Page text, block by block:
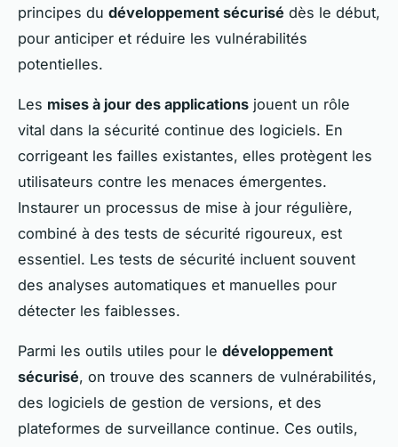
principes du développement sécurisé dès le début,
pour anticiper et réduire les vulnérabilités
potentielles.
Les mises à jour des applications jouent un rôle
vital dans la sécurité continue des logiciels. En
corrigeant les failles existantes, elles protègent les
utilisateurs contre les menaces émergentes.
Instaurer un processus de mise à jour régulière,
combiné à des tests de sécurité rigoureux, est
essentiel. Les tests de sécurité incluent souvent
des analyses automatiques et manuelles pour
détecter les faiblesses.
Parmi les outils utiles pour le développement
sécurisé, on trouve des scanners de vulnérabilités,
des logiciels de gestion de versions, et des
plateformes de surveillance continue. Ces outils,